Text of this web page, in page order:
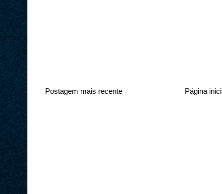
Postagem mais recente Página